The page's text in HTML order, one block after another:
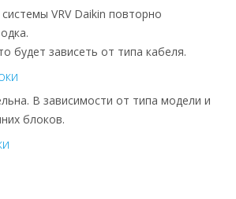
VRV Daikin повторно
будет зависеть от типа кабеля.
В зависимости от типа модели и
блоков.